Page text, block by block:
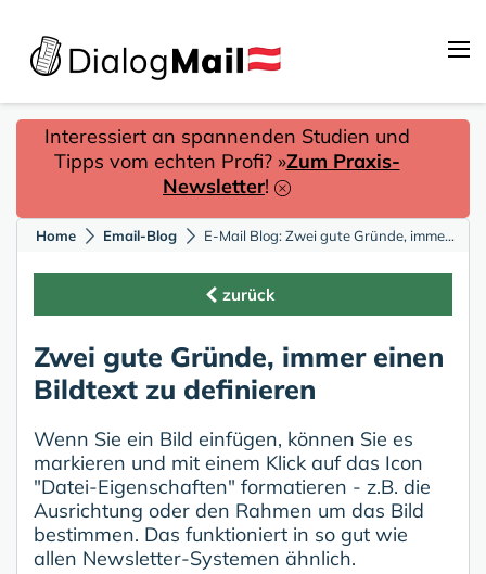
Interessiert an spannenden Studien und
Tipps vom echten Profi? »Zum Praxis-
Newsletter!
Home Email-Blog E-Mail Blog: Zwei gute Gründe, immer einen Bildtext zu definieren
zurück
Zwei gute Gründe, immer einen
Bildtext zu definieren
Wenn Sie ein Bild einfügen, können Sie es
markieren und mit einem Klick auf das Icon
"Datei-Eigenschaften" formatieren - z.B. die
Ausrichtung oder den Rahmen um das Bild
bestimmen. Das funktioniert in so gut wie
allen Newsletter-Systemen ähnlich.